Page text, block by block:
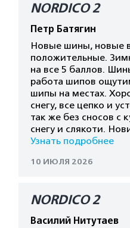
NORDICO 2
Петр Батягин
Новые шины, новые
положительные.
на все 5 баллов.
работа шипов
шипы на местах.
снегу, все цепко и
так же без сносов с
снегу и слякоти.
Узнать подробнее
10 ИЮЛЯ 2026
NORDICO 2
Василий Нитутаев